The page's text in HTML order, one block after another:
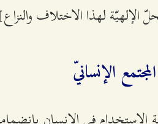
الإلهيّة لهذا الاختلاف والنزاع]
الإنسانيّ